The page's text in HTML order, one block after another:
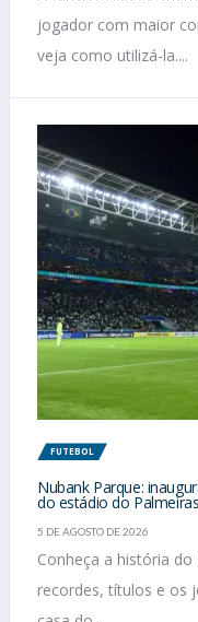
jogador com maior
veja como utilizá-la....
FUTEBOL
Nubank Parque:
do estádio do Palmeiras
5 DE AGOSTO DE 2026
Conheça a história do
recordes, títulos e os